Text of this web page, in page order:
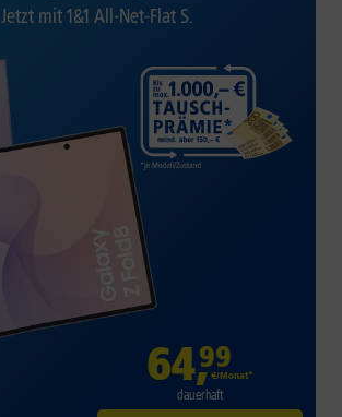
Jetzt mit 1&1 All-Net-Flat S.
64,99
€/Monat*
dauerhaft